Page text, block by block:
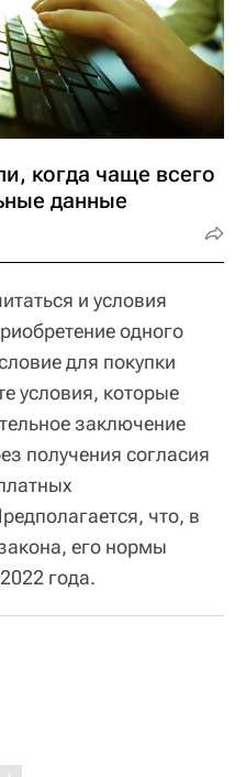
когда чаще всего
данные
и условия
одного
для покупки
условия, которые
заключение
получения согласия
что, в
его нормы
года.